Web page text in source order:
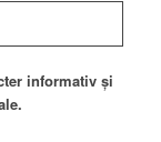
informativ și